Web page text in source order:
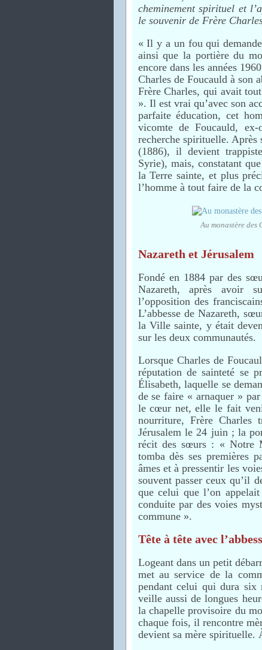
cheminement spirituel et
le souvenir de Frère
« Il y a un fou qui
ainsi que la portière du
encore dans les années
Charles de Foucauld à son
Frère Charles, qui avait
». Il est vrai qu’avec son
parfaite éducation, cet
vicomte de Foucauld,
recherche spirituelle. Après
(1886), il devient
Syrie), mais, constatant
la Terre sainte, et plus
l’homme à tout faire de la
Au monastère des
Nazareth et Jérusalem
Fondé en 1884 par des
Nazareth, après avoir
l’opposition des
L’abbesse de Nazareth,
la Ville sainte, y était
sur les deux communautés.
Lorsque Charles de
réputation de sainteté se
Élisabeth, laquelle se
de se faire « arnaquer »
le cœur net, elle le fait
nourriture, Frère Charles
Jérusalem le 24 juin ; la
récit des sœurs : « Notre
tomba dès ses premières
âmes et à pressentir les
souvent passer ceux qu’il
que celui que l’on
conduite par des voies
commune ».
Tête à tête avec
Logeant dans un petit
met au service de la
pendant celui qui dura six
veille aussi de longues
la chapelle provisoire du
chaque fois, il rencontre
devient sa mère spirituelle.